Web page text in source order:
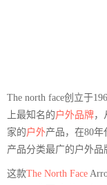
The north face创立于
上最知名的户外品牌，
家的户外产品，在80
产品分类最广的户外品
这款The North Face